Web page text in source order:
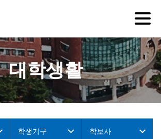
대학생활
학생기구 학보사